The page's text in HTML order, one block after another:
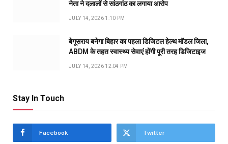
नेता ने दलालों से सांठगांठ का लगाया आरोप
JULY 14, 2026 1:10 PM
बेगूसराय बनेगा बिहार का पहला डिजिटल हेल्थ मॉडल जिला,
ABDM के तहत स्वास्थ्य सेवाएं होंगी पूरी तरह डिजिटाइज
JULY 14, 2026 12:04 PM
Stay In Touch
Facebook Twitter